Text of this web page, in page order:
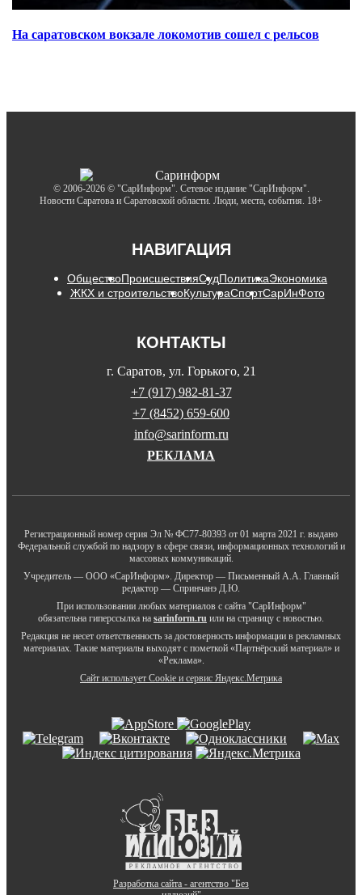
На саратовском вокзале локомотив сошел с рельсов
© 2006-2026 © "СарИнформ". Сетевое издание "СарИнформ".
Новости Саратова и Саратовской области. Люди, места, события. 18+
НАВИГАЦИЯ
ОбществоПроисшествияСудПолитикаЭкономика
ЖКХ и строительствоКультураСпортСарИнФото
КОНТАКТЫ
г. Саратов, ул. Горького, 21
+7 (917) 982-81-37
+7 (8452) 659-600
info@sarinform.ru
РЕКЛАМА
Регистрационный номер серия Эл № ФС77-80393 от 01 марта 2021 г. выдано
Федеральной службой по надзору в сфере связи, информационных технологий и
массовых коммуникаций.
Учредитель — ООО «СарИнформ». Директор — Письменный А.А. Главный
редактор — Спринчанэ Д.Ю.
При использовании любых материалов с сайта "СарИнформ"
обязательна гиперссылка на sarinform.ru или на страницу с новостью.
Редакция не несет ответственность за достоверность информации в рекламных
материалах. Такие материалы выходят с пометкой «Партнёрский материал» и
«Реклама».
Сайт использует Cookie и сервиc Яндекс.Метрика
Разработка сайта - агентство "Без